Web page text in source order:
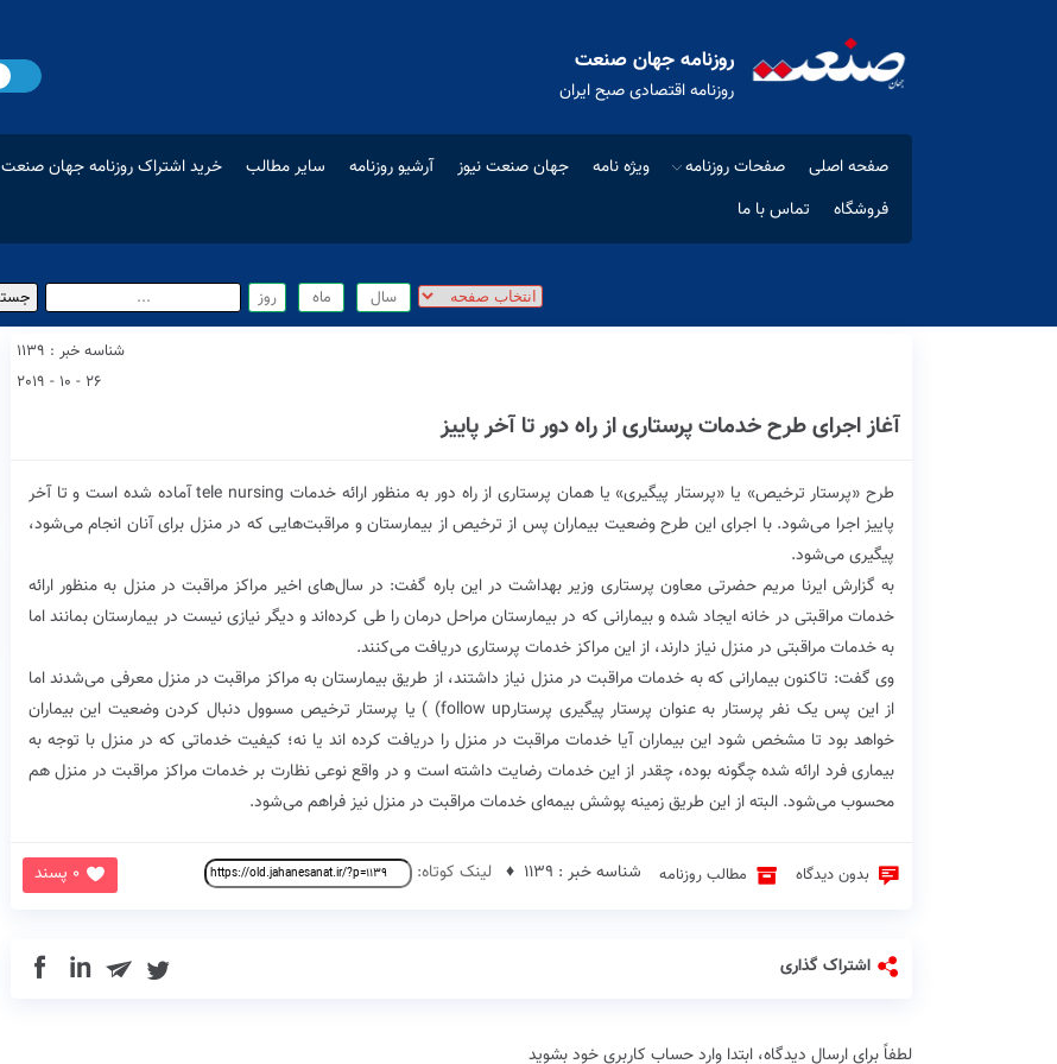
روزنامه جهان صنعت
روزنامه اقتصادی صبح ایران
صفحه اصلی صفحات روزنامه ویژه نامه جهان صنعت نیوز آرشیو روزنامه سایر مطالب
خرید اشتراک روزنامه جهان صنعت
فروشگاه
تماس با ما
شناسه خبر : 1139
26 - 10 - 2019
آغاز اجرای طرح خدمات پرستاری از راه دور تا آخر پاییز
طرح «پرستار ترخیص» یا «پرستار پیگیری» یا همان پرستاری از راه دور به منظور ارائه خدمات tele nursing آماده شده است و تا آخر
پاییز اجرا می‌شود. با اجرای این طرح وضعیت بیماران پس از ترخیص از بیمارستان و مراقبت‌هایی که در منزل برای آنان انجام می‌شود،
پیگیری می‌شود.
به گزارش ایرنا مریم حضرتی معاون پرستاری وزیر بهداشت در این باره گفت: در سال‌های اخیر مراکز مراقبت در منزل به منظور ارائه
خدمات مراقبتی در خانه ایجاد شده و بیمارانی که در بیمارستان مراحل درمان را طی کرده‌اند و دیگر نیازی نیست در بیمارستان بمانند اما
به خدمات مراقبتی در منزل نیاز دارند، از این مراکز خدمات پرستاری دریافت می‌کنند.
وی گفت: تاکنون بیمارانی که به خدمات مراقبت در منزل نیاز داشتند، از طریق بیمارستان به مراکز مراقبت در منزل معرفی می‌شدند اما
از این پس یک نفر پرستار به عنوان پرستار پیگیری پرستارfollow up) ) یا پرستار ترخیص مسوول دنبال کردن وضعیت این بیماران
خواهد بود تا مشخص شود این بیماران آیا خدمات مراقبت در منزل را دریافت کرده اند یا نه؛ کیفیت خدماتی که در منزل با توجه به
بیماری فرد ارائه شده چگونه بوده، چقدر از این خدمات رضایت داشته است و در واقع نوعی نظارت بر خدمات مراکز مراقبت در منزل هم
محسوب می‌شود. البته از این طریق زمینه پوشش بیمه‌ای خدمات مراقبت در منزل نیز فراهم می‌شود.
بدون دیدگاه مطالب روزنامه 0 پسند شناسه خبر : 1139 ♦ لینک کوتاه:
اشتراک گذاری in
لطفاً براي ارسال دیدگاه، ابتدا وارد حساب كاربري خود بشويد